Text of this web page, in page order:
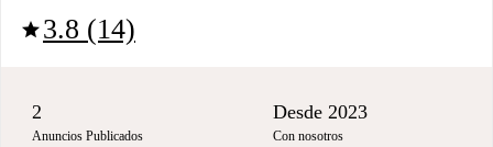
star3.8 (14)
2
Anuncios Publicados
Desde 2023
Con nosotros